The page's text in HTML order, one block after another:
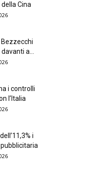
Cina
Bezzecchi
a...
i controlli
l’Italia
i